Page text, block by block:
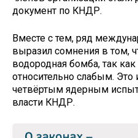
документ по КНДР.
Вместе с тем, ряд
выразил сомнения в том,
водородная бомба, так
относительно слабым. Это
четвёртым ядерным
власти КНДР.